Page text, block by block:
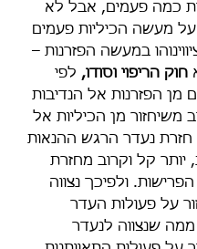
כמה פעמים, אבל לא
על מעשה הכיליות פעמים
במעשה הפזרנות –
חוק הריפוי וסודו, לפי
מן הפזרנות אל הנדיבות
משיחזור מן הכיליות אל
חזרת נעדר הרגש ההנאות
יותר קל וקרוב מחזרת
ולפיכך נצווה
על פעולות העדר
שנצווה לנעדר